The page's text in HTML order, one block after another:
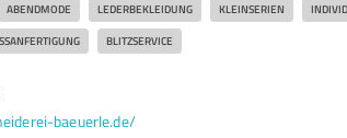
ABENDMODE LEDERBEKLEIDUNG KLEINSERIEN
BLITZSERVICE
baeuerle.de/